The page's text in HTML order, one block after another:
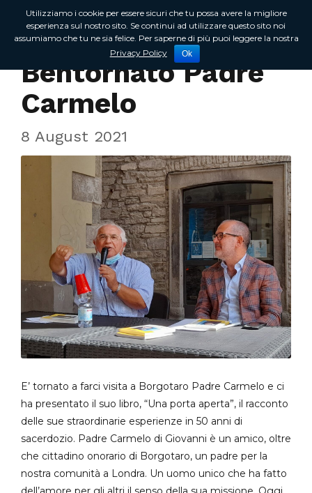
Incontri sul territorio
Bentornato Padre
Carmelo
8 August 2021
E’ tornato a farci visita a Borgotaro Padre Carmelo e ci
ha presentato il suo libro, “Una porta aperta”, il racconto
delle sue straordinarie esperienze in 50 anni di
sacerdozio. Padre Carmelo di Giovanni è un amico, oltre
che cittadino onorario di Borgotaro, un padre per la
nostra comunità a Londra. Un uomo unico che ha fatto
Utilizziamo i cookie per essere sicuri che tu possa avere la migliore
esperienza sul nostro sito. Se continui ad utilizzare questo sito noi
assumiamo che tu ne sia felice. Per saperne di più puoi leggere la nostra
Privacy Policy
Ok